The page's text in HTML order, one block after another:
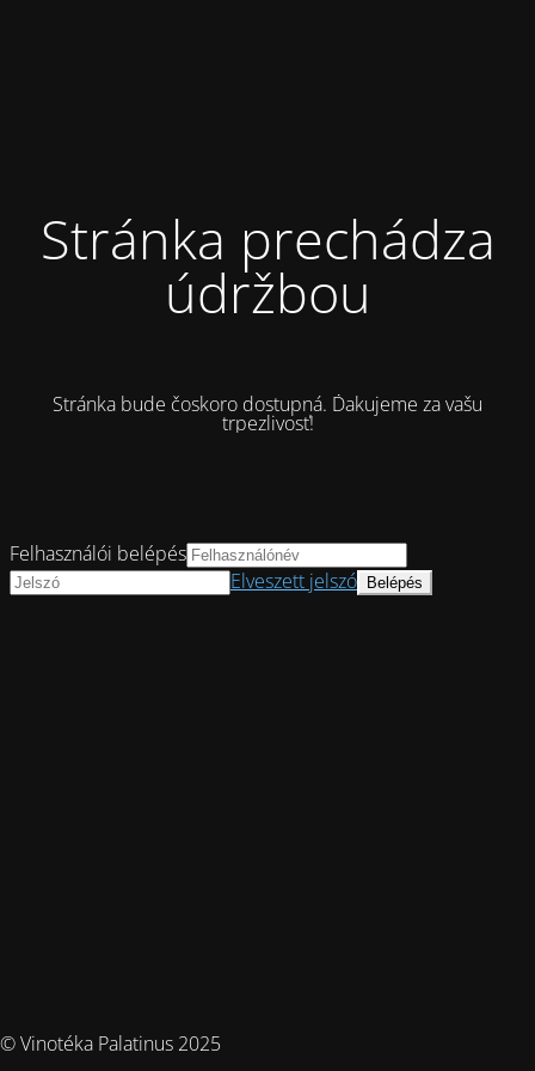
Stránka prechádza
údržbou
Stránka bude čoskoro dostupná. Ďakujeme za vašu
trpezlivosť!
© Vinotéka Palatinus 2025
Felhasználói belépés
Elveszett jelszó